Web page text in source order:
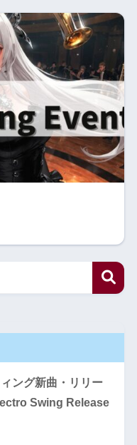
ング新曲・リリー
Swing Release